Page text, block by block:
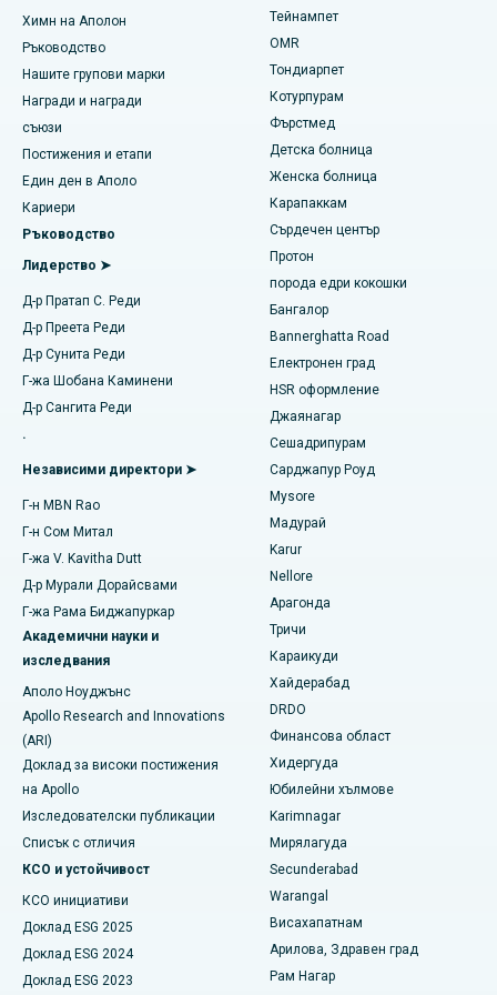
Намерете педиатрична
Намерете дерматолог
Намерете уролог
Намерете диабетолог
Намерете гинеколог
Намерете общопрактикуващ лекар
Намерете психолог
Намерете общ хирург
Най-добрият сърдечен център в Thousand Lights, Ченай
Най-добрата болница в Джубили Хилс, Хайдерабад
Най-добрата болница в Тондиарпет, Ченай
Най-добрата болница в Котурпурам, Ченай
Най-добрата болница в Kovai Road, Karur
Най-добрата болница в Карапаккам, Ченай
Най-добрата болница в Арилова, Визаг
Най-добрата болница на Канпур Роуд, Лакнау
Най-добрата болница в Сектор-26, Нойда
Най-добрата болница в Гандинагар, Ахмедабад
Най-добрата болница на Банергата Роуд, Бангалор
Най-добрата болница в Блок-15, Бхубанешвар
Най-добрата болница на Seepat Road, Bilaspur
Най-добрата болница в Елисбридж, Ахмедабад
Най-добрата болница в Ню Делхи
Най-добрата болница в DRDO, Хайдерабад
Най-добрата болница на GS Road, Гувахати
Най-добрата болница в Хайдергуда, Хайдерабад
Най-добрата болница във Виджай Нагар, Индор
Най-добрата болница на главния път Сурярапета,
Какинада
Най-добрата болница на Canal Circular Road, Колката
Лазикова хирургия
Липосукция
Коронарна ангиограма
Подмяна на транскатетърния аортен клапан
Ремонт на клапани MitraClip
Минимално инвазивна сърдечна хирургия
Катетърна аблация
Хирургия за възстановяване на ACL
Обратно смяна на рамото
Ендометриална аблация
Емболизация на маточната артерия
Цистектомия на яйчниците
Рак на гърдата
Брахитерапия
колоноскопия
полипектомия
Дълбоко стимулиране на мозъка
Перитонеална диализа
Бъбречна биопсия
Паратироидектомия
Циторедуктивна хирургия
Химн на Аполон
Ръководство
Нашите групови марки
Награди и награди
съюзи
Постижения и етапи
Един ден в Аполо
Кариери
Ръководство
Лидерство ➤
Д-р Пратап С. Реди
Д-р Преета Реди
Д-р Сунита Реди
Г-жа Шобана Каминени
Д-р Сангита Реди
.
Независими директори ➤
Г-н MBN Rao
Г-н Сом Митал
Г-жа V. Kavitha Dutt
Д-р Мурали Дорайсвами
Г-жа Рама Биджапуркар
Академични науки и
изследвания
Аполо Ноуджънс
Apollo Research and Innovations
(ARI)
Доклад за високи постижения
на Apollo
Изследователски публикации
Списък с отличия
КСО и устойчивост
КСО инициативи
Доклад ESG 2025
Доклад ESG 2024
Доклад ESG 2023
Тейнампет
OMR
Тондиарпет
Котурпурам
Фърстмед
Детска болница
Женска болница
Карапаккам
Сърдечен център
Протон
порода едри кокошки
Бангалор
Bannerghatta Road
Електронен град
HSR оформление
Джаянагар
Сешадрипурам
Сарджапур Роуд
Mysore
Мадурай
Karur
Nellore
Арагонда
Тричи
Караикуди
Хайдерабад
DRDO
Финансова област
Хидергуда
Юбилейни хълмове
Karimnagar
Мирялагуда
Secunderabad
Warangal
Висахапатнам
Арилова, Здравен град
Рам Нагар